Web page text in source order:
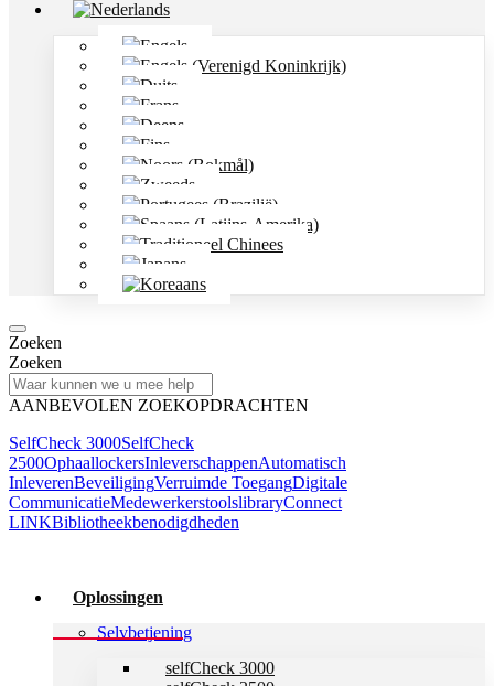
Zoeken
Zoeken
AANBEVOLEN ZOEKOPDRACHTEN
SelfCheck 3000SelfCheck
2500OphaallockersInleverschappenAutomatisch
InleverenBeveiligingVerruimde ToegangDigitale
CommunicatieMedewerkerstoolslibraryConnect
LINKBibliotheekbenodigdheden
Oplossingen
Selvbetjening
selfCheck 3000